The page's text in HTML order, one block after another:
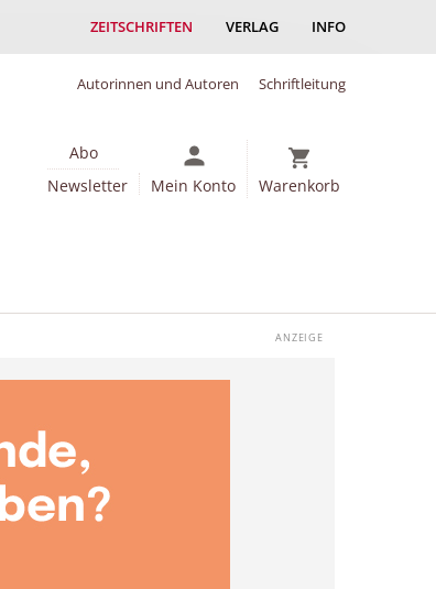
ZEITSCHRIFTEN VERLAG INFO
Autorinnen und Autoren Schriftleitung
Abo
Newsletter
Mein Konto Warenkorb